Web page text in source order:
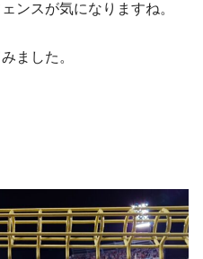
ンスが気になりますね。
ました。